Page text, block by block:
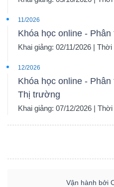
11/2026
Khóa học online -
Khai giảng: 02/11/2026 |
12/2026
Khóa học online -
Thị trường
Khai giảng: 07/12/2026 |
Vận hành bởi